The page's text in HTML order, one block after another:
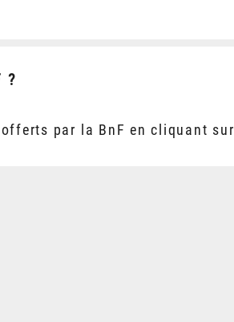
?
par la BnF en cliquant sur